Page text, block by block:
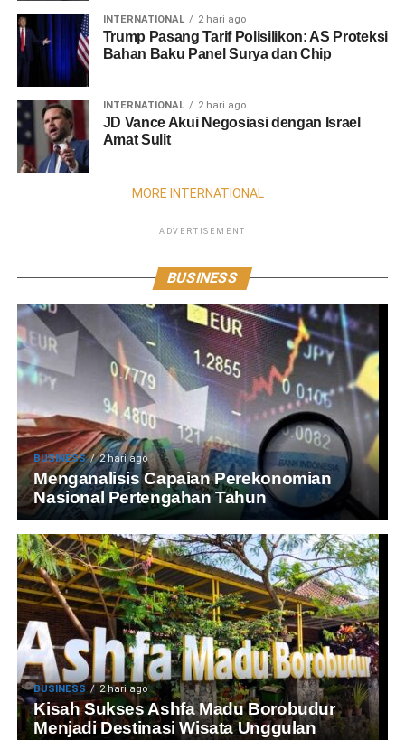
INTERNATIONAL 2 hari ago
Trump Pasang Tarif Polisilikon: AS Proteksi
Bahan Baku Panel Surya dan Chip
INTERNATIONAL 2 hari ago
JD Vance Akui Negosiasi dengan Israel
Amat Sulit
MORE INTERNATIONAL
ADVERTISEMENT
BUSINESS
BUSINESS 2 hari ago
Menganalisis Capaian Perekonomian
Nasional Pertengahan Tahun
BUSINESS 2 hari ago
Kisah Sukses Ashfa Madu Borobudur
Menjadi Destinasi Wisata Unggulan